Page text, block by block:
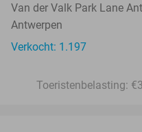
Van der Valk Park Lane
Antwerpen
Verkocht: 1.197
Toeristenbelasting: